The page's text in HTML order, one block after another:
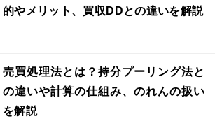
的やメリット、買収DDとの違いを解説
売買処理法とは？持分プーリング法と
の違いや計算の仕組み、のれんの扱い
を解説